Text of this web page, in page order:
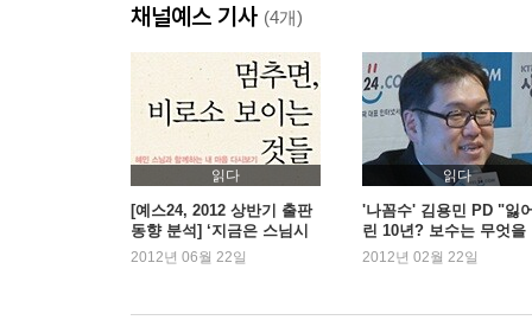
보수 위의 보수, 자본가 보수
같은 듯 다른 듯, 모태 보수와 자본가 보수
성골이 되고 싶은 진골들
보수를 이어주는 커넥션, 조중동
무지몽매 보수, 우리 편으로 만들자
#3 보수는 어떻게 세일즈하고 있는가
미래형 꼼수로 현재를 얻는다
진보는 당위성을, 보수는 이익을 얘기한다
채널예스 기사 (4개)
읽다
[예스24, 2012 상반기 출판
동향 분석] ‘지금은 스님시
대’ 100위내 스님 저서가 7
2012년 06월 22일
읽다
'나꼼수' 김용민 PD "잃
린 10년? 보수는 무엇을
어버렸나?"
2012년 02월 22일